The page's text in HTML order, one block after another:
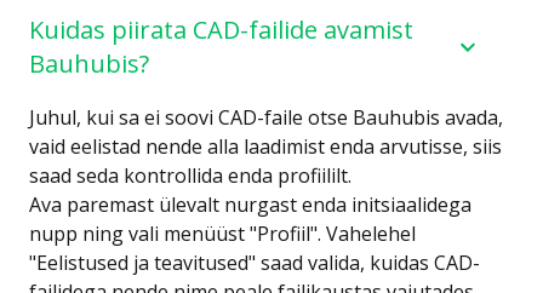
Kuidas piirata CAD-failide avamist
Bauhubis?
Juhul, kui sa ei soovi CAD-faile otse Bauhubis avada,
vaid eelistad nende alla laadimist enda arvutisse, siis
saad seda kontrollida enda profiililt.
Ava paremast ülevalt nurgast enda initsiaalidega
nupp ning vali menüüst "Profiil". Vahelehel
"Eelistused ja teavitused" saad valida, kuidas CAD-